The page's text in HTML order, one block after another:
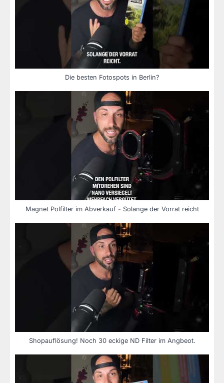
Die besten Fotospots in Berlin?
Magnet Polfilter im Abverkauf - Solange der Vorrat reicht
Shopauflösung! Noch 30 eckige ND Filter im Angbeot.